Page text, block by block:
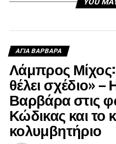
YOU
ΑΓΙΑ ΒΑΡΒΑΡΑ
Λάμπρος
θέλει σχέδιο» –
Βαρβάρα στις
Κώδικας και το
κολυμβητήριο